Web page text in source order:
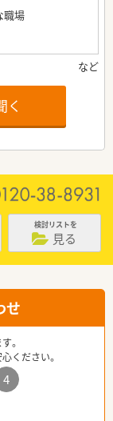
職場
く
検討リストを
見る
せ
。
ください。
4